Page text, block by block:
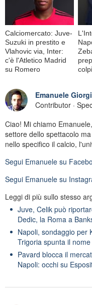
Calciomercato: Juve-
Suzuki in prestito e
Vlahovic via, Inter:
c'è l'Atletico Madrid
su Romero
colpi
Emanuele Giorgi
Contributor ·
Ciao! Mi chiamo
settore dello spettacolo
nello specifico il calcio,
Segui Emanuele su
Segui Emanuele su
Leggi di più sullo stesso
Juve, Celik può
Dedic, la Roma a
Napoli, sondaggio per
Trigoria spunta il
Pavard blocca il
Napoli: occhi su